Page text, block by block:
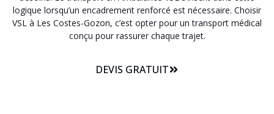
logique lorsqu’un encadrement renforcé est nécessaire. Choisir
VSL à Les Costes-Gozon, c’est opter pour un transport médical
conçu pour rassurer chaque trajet.
DEVIS GRATUIT